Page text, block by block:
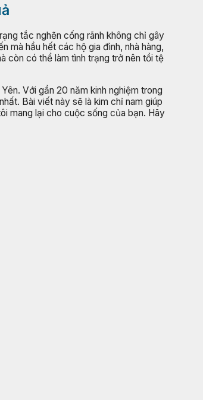
tắc nghẽn cống rãnh không chỉ gây
mà hầu hết các hộ gia đình, nhà hàng,
còn có thể làm tình trạng trở nên tồi tệ
Với gần 20 năm kinh nghiệm trong
Bài viết này sẽ là kim chỉ nam giúp
mang lại cho cuộc sống của bạn. Hãy